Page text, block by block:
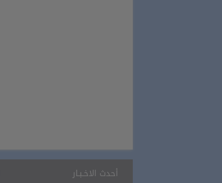
أحدث الاخـبـار